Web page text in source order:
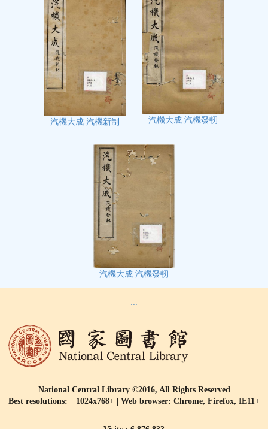
汽機大成 汽機新制 汽機大成 汽機發軔
汽機大成 汽機發軔
:::
National Central Library ©2016, All Rights Reserved
Best resolutions: 1024x768+ | Web browser: Chrome, Firefox, IE11+